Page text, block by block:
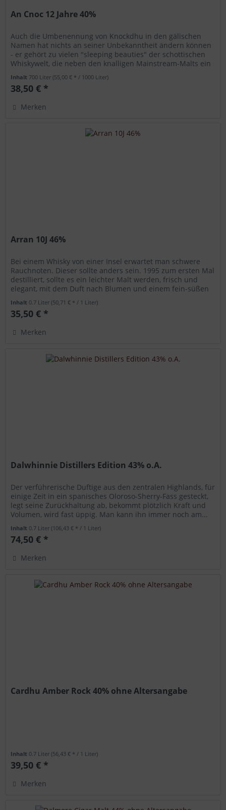
An Cnoc 12 Jahre 40%
Auch die Umbenennung von Knockdhu in den gälischen
Namen hat nichts an seiner Unbekanntheit ändern können
- er gehört zu vielen "sleeping beauties" der schottischen
Whiskywelt, die neben den knalligen Mainstream-Malts ein
Inhalt 700 Liter(55,00 € * / 1000 Liter)
38,50 € *
Merken
Arran 10J 46%
Bei einem Whisky von einer Insel erwartet man schwere
Rauchnoten. Dieser sollte anders sein. 1995 zum ersten Mal
destilliert, sollte es ein leichter Malt werden, frisch und
elegant, mit dem Duft nach Blumen und einem fein-süßen
Inhalt 0.7 Liter(50,71 € * / 1 Liter)
35,50 € *
Merken
Dalwhinnie Distillers Edition 43% o.A.
Der verführerische Duftige aus den zentralen Highlands, für
einige Zeit in ein spanisches Oloroso-Sherry-Fass gesteckt,
legt seine Zurückhaltung ab, bekommt plötzlich Kraft und
Volumen, wird fast üppig. Man kann ihn immer noch am...
Inhalt 0.7 Liter(106,43 € * / 1 Liter)
74,50 € *
Merken
Cardhu Amber Rock 40% ohne Altersangabe
Inhalt 0.7 Liter(56,43 € * / 1 Liter)
39,50 € *
Merken